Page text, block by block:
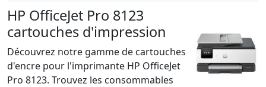
HP OfficeJet Pro 8123
cartouches d'impression
Découvrez notre gamme de cartouches
d'encre pour l'imprimante HP OfficeJet
Pro 8123. Trouvez les consommables